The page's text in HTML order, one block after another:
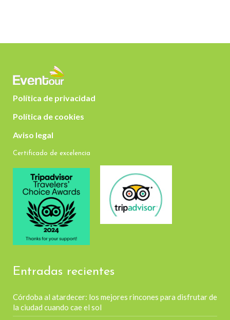
Política de privacidad
Política de cookies
Aviso legal
Certificado de excelencia
Entradas recientes
Córdoba al atardecer: los mejores rincones para disfrutar de
la ciudad cuando cae el sol